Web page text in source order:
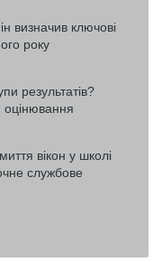
визначив ключові
року
результатів?
оцінювання
вікон у школі
службове